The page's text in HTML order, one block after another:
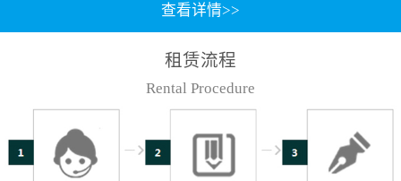
查看详情>>
租赁流程
Rental Procedure